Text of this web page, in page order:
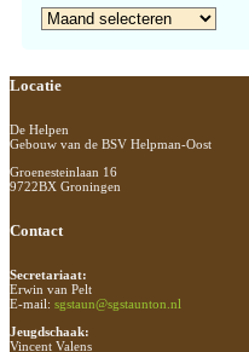
Archief
Footer
Locatie
De Helpen
Gebouw van de BSV Helpman-Oost
Groenesteinlaan 16
9722BX Groningen
Contact
Secretariaat:
Erwin van Pelt
E-mail: sgstaun@sgstaunton.nl
Jeugdschaak:
Vincent Valens